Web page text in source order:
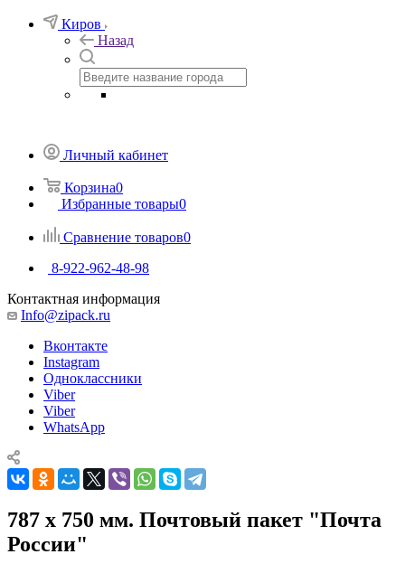
Киров
Назад
Личный кабинет
Корзина0
Избранные товары0
Сравнение товаров0
8-922-962-48-98
Контактная информация
Info@zipack.ru
Вконтакте
Instagram
Одноклассники
Viber
Viber
WhatsApp
787 х 750 мм. Почтовый пакет "Почта
России"